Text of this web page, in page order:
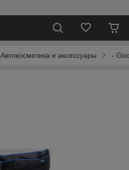
Автокосметика и аксессуары -